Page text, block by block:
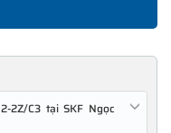
2Z/C3 tại SKF Ngọc